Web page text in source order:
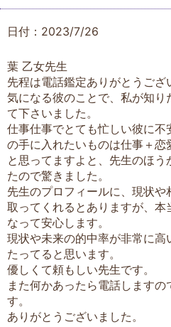
日付：2023/7/26
葉 乙女先生
先程は電話鑑定ありがとうござ
気になる彼のことで、私が知り
て下さいました。
仕事仕事でとても忙しい彼に
の手に入れたいものは仕事＋
と思ってますよと、先生のほ
たので驚きました。
先生のプロフィールに、現状
取ってくれるとありますが、
なって安心します。
現状や未来の的中率が非常に高
たってると思います。
優しくて頼もしい先生です。
また何かあったら電話しますの
す。
ありがとうございました。